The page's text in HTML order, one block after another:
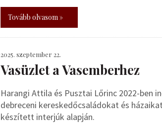
Tovább olvasom »
2025. szeptember 22.
Vasüzlet a Vasemberhez
Harangi Attila és Pusztai Lőrinc 2022-ben
debreceni kereskedőcsaládokat és
készített interjúk alapján.